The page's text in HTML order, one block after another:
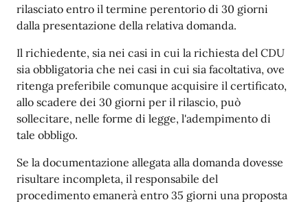
rilasciato entro il termine perentorio di 30 giorni
dalla presentazione della relativa domanda.
Il richiedente, sia nei casi in cui la richiesta del CDU
sia obbligatoria che nei casi in cui sia facoltativa, ove
ritenga preferibile comunque acquisire il certificato,
allo scadere dei 30 giorni per il rilascio, può
sollecitare, nelle forme di legge, l'adempimento di
tale obbligo.
Se la documentazione allegata alla domanda dovesse
risultare incompleta, il responsabile del
procedimento emanerà entro 35 giorni una proposta